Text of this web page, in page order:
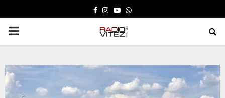
FACEBOOK
INSTAGRAM
YOUTUBE
WHATSAPP
PRIMARY